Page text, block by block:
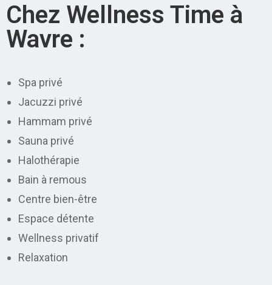
Chez Wellness Time à
Wavre :
Spa privé
Jacuzzi privé
Hammam privé
Sauna privé
Halothérapie
Bain à remous
Centre bien-être
Espace détente
Wellness privatif
Relaxation